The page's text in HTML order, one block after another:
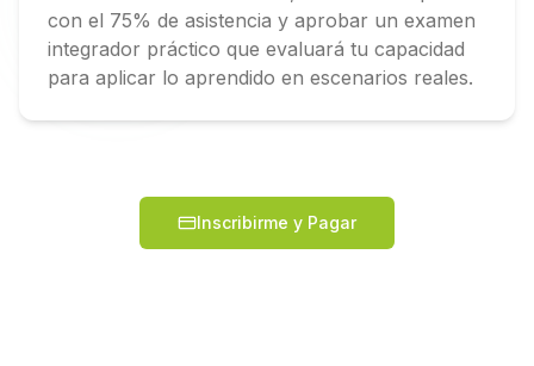
con el 75% de asistencia y aprobar un examen
integrador práctico que evaluará tu capacidad
para aplicar lo aprendido en escenarios reales.
Inscribirme y Pagar